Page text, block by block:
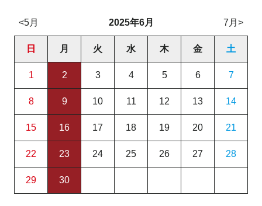
2025年6月
<5月 7月>
日 月 火 水 木 金 土
1 2 3 4 5 6 7
8 9 10 11 12 13 14
15 16 17 18 19 20 21
22 23 24 25 26 27 28
29 30